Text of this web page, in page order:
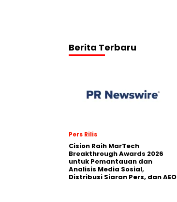
Berita Terbaru
Pers Rilis
Cision Raih MarTech
Breakthrough Awards 2026
untuk Pemantauan dan
Analisis Media Sosial,
Distribusi Siaran Pers, dan AEO